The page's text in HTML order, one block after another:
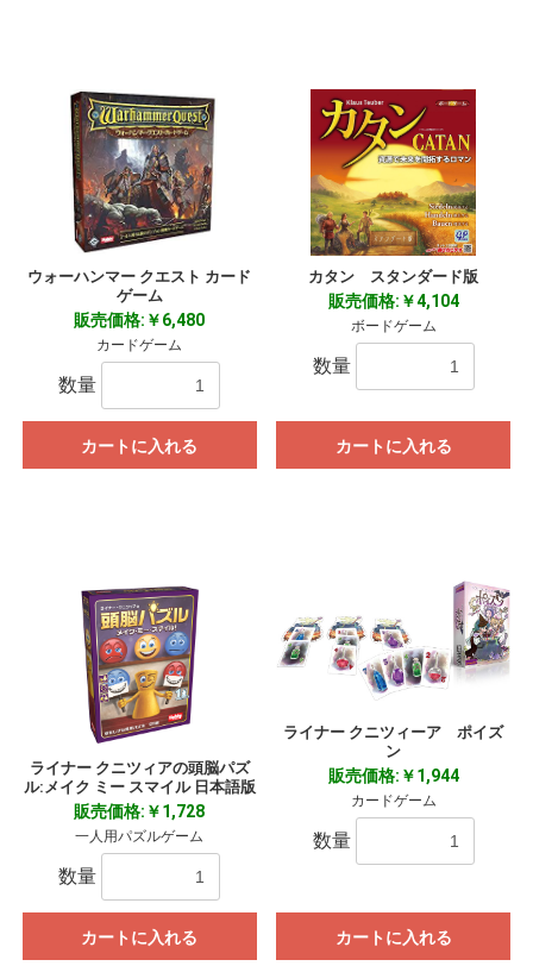
ウォーハンマー クエスト カード
ゲーム
販売価格:￥6,480
カードゲーム
数量
カートに入れる
カタン スタンダード版
販売価格:￥4,104
ボードゲーム
数量
カートに入れる
ライナー クニツィアの頭脳パズ
ル:メイク ミー スマイル 日本語版
販売価格:￥1,728
一人用パズルゲーム
数量
カートに入れる
ライナー クニツィーア ポイズ
ン
販売価格:￥1,944
カードゲーム
数量
カートに入れる